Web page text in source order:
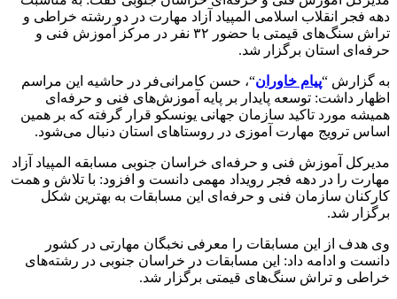
دهه فجر انقلاب اسلامی المپیاد آزاد مهارت در دو رشته خراطی و
تراش سنگ‌های قیمتی با حضور ۳۲ نفر در مرکز آموزش فنی و
حرفه‌ای استان برگزار شد.
به گزارش “پیام خاوران“، حسن کامرانی‌فر در حاشیه این مراسم
اظهار داشت:‌ توسعه پایدار بر پایه آموزش‌های فنی و حرفه‌ای
همیشه مورد تاکید سازمان جهانی یونسکو قرار گرفته که بر همین
اساس ترویج مهارت آموزی در روستاهای استان دنبال می‌شود.
مدیرکل آموزش فنی و حرفه‌ای خراسان جنوبی مسابقه المپیاد آزاد
مهارت را در دهه فجر رویداد مهمی دانست و افزود: با تلاش و همت
کارکنان سازمان فنی و حرفه‌ای این مسابقات به بهترین شکل
برگزار شد.
وی هدف از این مسابقات را معرفی نخبگان مهارتی در کشور
دانست و ادامه داد: این مسابقات در خراسان جنوبی در رشته‌های
خراطی و تراش سنگ‌های قیمتی برگزار شد.